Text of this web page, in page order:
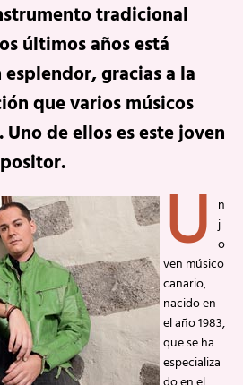
tradicional
últimos años está
gracias a la
que varios músicos
de ellos es este joven
U n
j
o
ven músico
canario,
nacido en
el año 1983,
que se ha
especializa